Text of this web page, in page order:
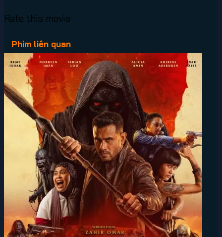
Rate this movie
Phim liên quan